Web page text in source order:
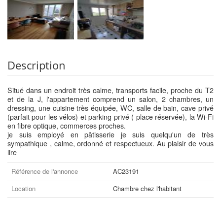
Description
Situé dans un endroit très calme, transports facile, proche du T2
et de la J, l'appartement comprend un salon, 2 chambres, un
dressing, une cuisine très équipée, WC, salle de bain, cave privé
(parfait pour les vélos) et parking privé ( place réservée), la Wi-Fi
en fibre optique, commerces proches.
je suis employé en pâtisserie je suis quelqu'un de très
sympathique , calme, ordonné et respectueux. Au plaisir de vous
lire
Référence de l'annonce
AC23191
Location
Chambre chez l'habitant